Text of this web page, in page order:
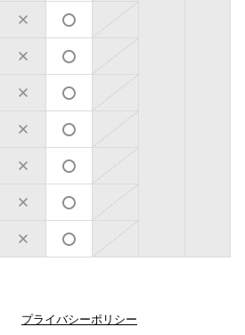
プライバシーポリシー